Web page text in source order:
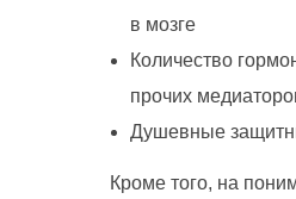
в мозге
Количество
прочих
Душевные
Кроме того, на